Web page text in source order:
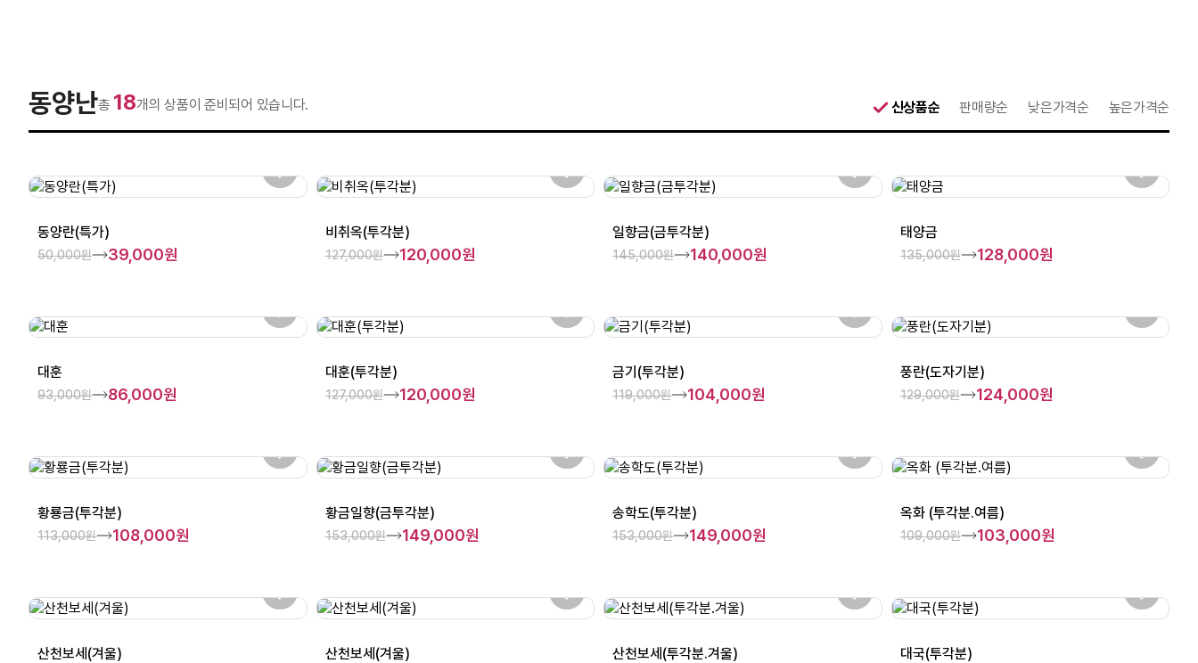
동양난총 18개의 상품이 준비되어 있습니다. 신상품순 판매량순 낮은가격순 높은가격순
동양란(특가)
50,000원 39,000원
비취옥(투각분)
127,000원 120,000원
일향금(금투각분)
145,000원 140,000원
태양금
135,000원 128,000원
대훈
93,000원 86,000원
대훈(투각분)
127,000원 120,000원
금기(투각분)
119,000원 104,000원
풍란(도자기분)
129,000원 124,000원
황룡금(투각분)
113,000원 108,000원
황금일향(금투각분)
153,000원 149,000원
송학도(투각분)
153,000원 149,000원
옥화 (투각분.여름)
109,000원 103,000원
산천보세(겨울) 산천보세(겨울) 산천보세(투각분.겨울) 대국(투각분)